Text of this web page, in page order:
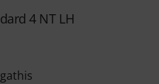
4 NT LH